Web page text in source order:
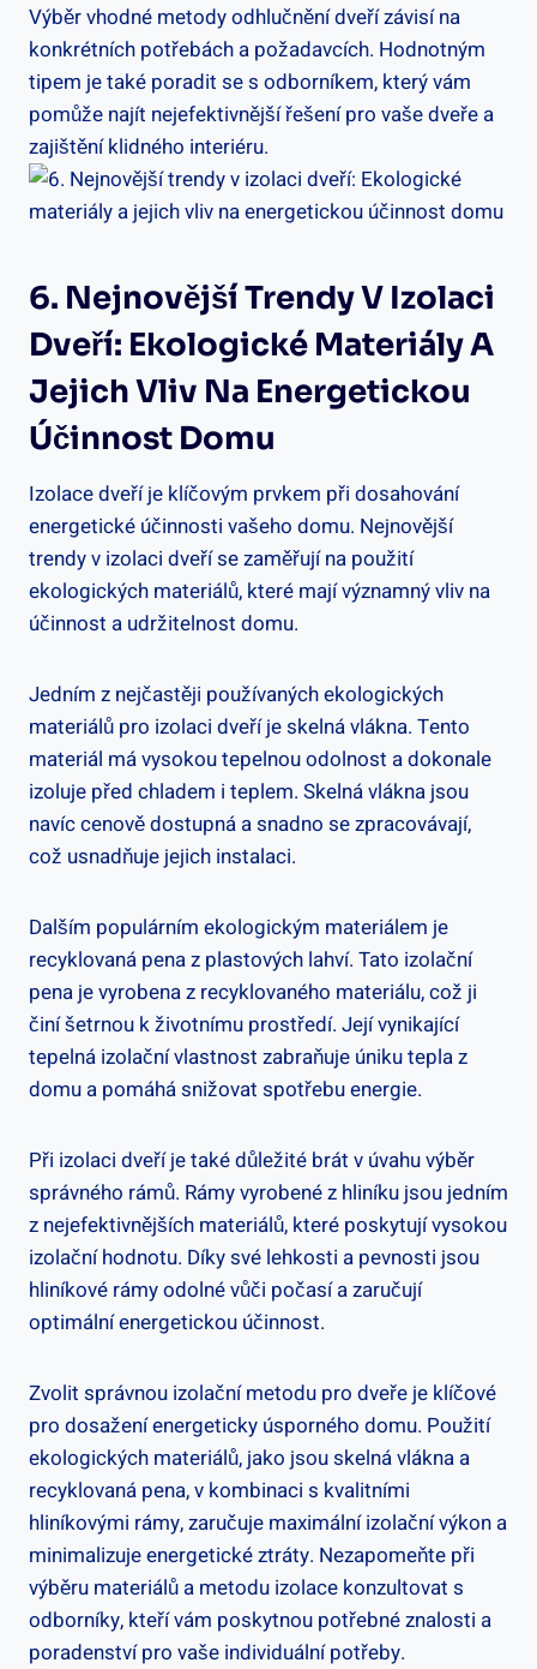
Výběr vhodné metody odhlučnění dveří závisí na
konkrétních potřebách a požadavcích. Hodnotným
tipem je také poradit se s odborníkem, který vám
pomůže najít nejefektivnější řešení pro vaše dveře a
zajištění klidného interiéru.
6. Nejnovější Trendy V Izolaci
Dveří: Ekologické Materiály A
Jejich Vliv Na Energetickou
Účinnost Domu
Izolace dveří je klíčovým prvkem při dosahování
energetické účinnosti vašeho domu. Nejnovější
trendy v izolaci dveří se zaměřují na použití
ekologických materiálů, které mají významný vliv na
účinnost a udržitelnost domu.
Jedním z nejčastěji používaných ekologických
materiálů pro izolaci dveří je skelná vlákna. Tento
materiál má vysokou tepelnou odolnost a dokonale
izoluje před chladem i teplem. Skelná vlákna jsou
navíc cenově dostupná a snadno se zpracovávají,
což usnadňuje jejich instalaci.
Dalším populárním ekologickým materiálem je
recyklovaná pena z plastových lahví. Tato izolační
pena je vyrobena z recyklovaného materiálu, což ji
činí šetrnou k životnímu prostředí. Její vynikající
tepelná izolační vlastnost zabraňuje úniku tepla z
domu a pomáhá snižovat spotřebu energie.
Při izolaci dveří je také důležité brát v úvahu výběr
správného rámů. Rámy vyrobené z hliníku jsou jedním
z nejefektivnějších materiálů, které poskytují vysokou
izolační hodnotu. Díky své lehkosti a pevnosti jsou
hliníkové rámy odolné vůči počasí a zaručují
optimální energetickou účinnost.
Zvolit správnou izolační metodu pro dveře je klíčové
pro dosažení energeticky úsporného domu. Použití
ekologických materiálů, jako jsou skelná vlákna a
recyklovaná pena, v kombinaci s kvalitními
hliníkovými rámy, zaručuje maximální izolační výkon a
minimalizuje energetické ztráty. Nezapomeňte při
výběru materiálů a metodu izolace konzultovat s
odborníky, kteří vám poskytnou potřebné znalosti a
poradenství pro vaše individuální potřeby.